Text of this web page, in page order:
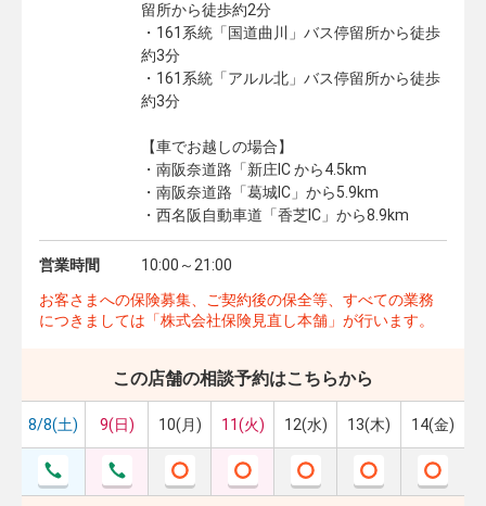
留所から徒歩約2分
・161系統「国道曲川」バス停留所から徒歩
約3分
・161系統「アルル北」バス停留所から徒歩
約3分
【車でお越しの場合】
・南阪奈道路「新庄IC から4.5km
・南阪奈道路「葛城IC」から5.9km
・西名阪自動車道「香芝IC」から8.9km
営業時間
10:00～21:00
お客さまへの保険募集、ご契約後の保全等、すべての業務
につきましては「株式会社保険見直し本舗」が行います。
この店舗の相談予約はこちらから
8/8(土) 9(日) 10(月) 11(火) 12(水) 13(木) 14(金)